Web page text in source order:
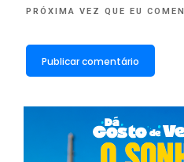
PRÓXIMA VEZ QUE EU